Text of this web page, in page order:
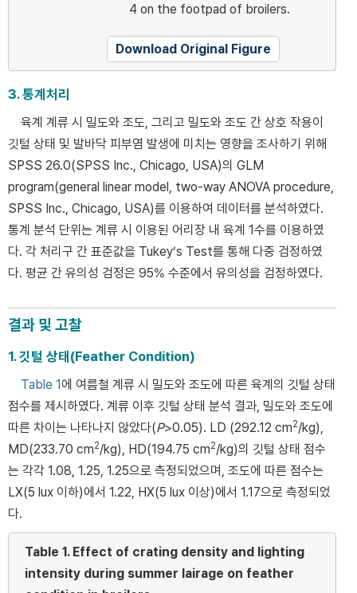
4 on the footpad of broilers.
Download Original Figure
3. 통계처리
육계 계류 시 밀도와 조도, 그리고 밀도와 조도 간 상호 작용이
깃털 상태 및 발바닥 피부염 발생에 미치는 영향을 조사하기 위해
SPSS 26.0(SPSS Inc., Chicago, USA)의 GLM
program(general linear model, two-way ANOVA procedure,
SPSS Inc., Chicago, USA)를 이용하여 데이터를 분석하였다.
통계 분석 단위는 계류 시 이용된 어리장 내 육계 1수를 이용하였
다. 각 처리구 간 표준값을 Tukey’s Test를 통해 다중 검정하였
다. 평균 간 유의성 검정은 95% 수준에서 유의성을 검정하였다.
결과 및 고찰
1. 깃털 상태(Feather Condition)
Table 1에 여름철 계류 시 밀도와 조도에 따른 육계의 깃털 상태
점수를 제시하였다. 계류 이후 깃털 상태 분석 결과, 밀도와 조도에
따른 차이는 나타나지 않았다(P>0.05). LD (292.12 cm2/kg),
MD(233.70 cm2/kg), HD(194.75 cm2/kg)의 깃털 상태 점수
는 각각 1.08, 1.25, 1.25으로 측정되었으며, 조도에 따른 점수는
LX(5 lux 이하)에서 1.22, HX(5 lux 이상)에서 1.17으로 측정되었
다.
Table 1. Effect of crating density and lighting
intensity during summer lairage on feather